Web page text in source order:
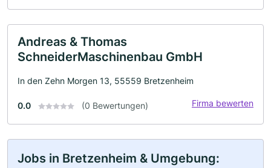
Andreas & Thomas
SchneiderMaschinenbau GmbH
In den Zehn Morgen 13, 55559 Bretzenheim
0.0 (0 Bewertungen) Firma bewerten
Jobs in Bretzenheim & Umgebung: